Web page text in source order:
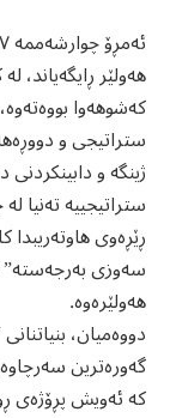
هەولێر ڕایگەیاند،
کەشوهەوا
ستراتیجى و
ژینگە و
ستراتیجییە تەنیا
ڕێڕەوی
سەوزی بەرجەستە”
هەولێرەوە.
دووەمیان،
گەورەترین
کە ئەویش پڕۆژەی